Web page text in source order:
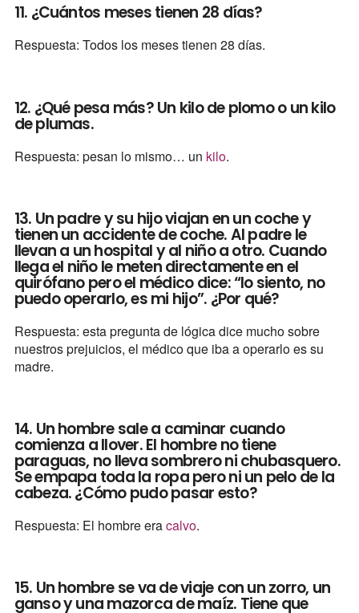
11. ¿Cuántos meses tienen 28 días?
Respuesta: Todos los meses tienen 28 días.
12. ¿Qué pesa más? Un kilo de plomo o un kilo
de plumas.
Respuesta: pesan lo mismo… un kilo.
13. Un padre y su hijo viajan en un coche y
tienen un accidente de coche. Al padre le
llevan a un hospital y al niño a otro. Cuando
llega el niño le meten directamente en el
quirófano pero el médico dice: “lo siento, no
puedo operarlo, es mi hijo”. ¿Por qué?
Respuesta: esta pregunta de lógica dice mucho sobre
nuestros prejuicios, el médico que iba a operarlo es su
madre.
14. Un hombre sale a caminar cuando
comienza a llover. El hombre no tiene
paraguas, no lleva sombrero ni chubasquero.
Se empapa toda la ropa pero ni un pelo de la
cabeza. ¿Cómo pudo pasar esto?
Respuesta: El hombre eracalvo.
15. Un hombre se va de viaje con un zorro, un
ganso y una mazorca de maíz. Tiene que